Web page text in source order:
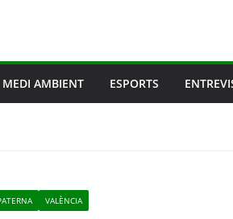
MEDI AMBIENT ESPORTS
VALÈNCIA